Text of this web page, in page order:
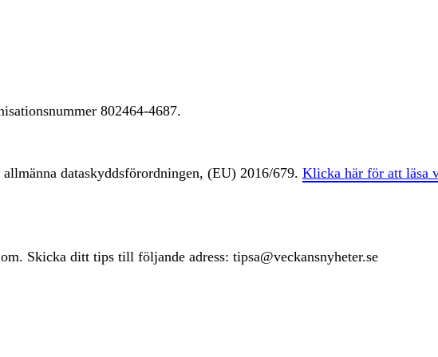
802464-4687.
dataskyddsförordningen, (EU) 2016/679. Klicka här för att läsa
Skicka ditt tips till följande adress: tipsa@veckansnyheter.se